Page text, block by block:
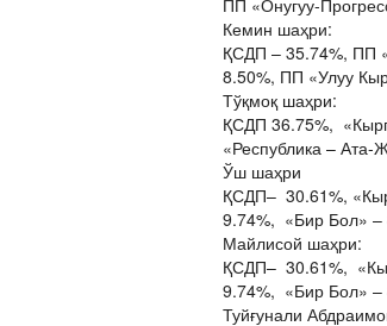
ПП «Онугуу-
Кемин шаҳри:
ҚСДП – 35.74%, ПП
8.50%, ПП «Улуу
Тўқмоқ шаҳри:
ҚСДП 36.75%,
«Республика –
Ўш шаҳри
ҚСДП– 30.61%,
9.74%, «Бир Бол» –
Майлисой шаҳри:
ҚСДП– 30.61%,
9.74%, «Бир Бол» –
Туйғунали